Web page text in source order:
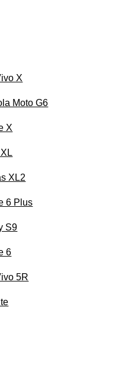
X
Moto G6
X
XL2
6 Plus
S9
6
5R